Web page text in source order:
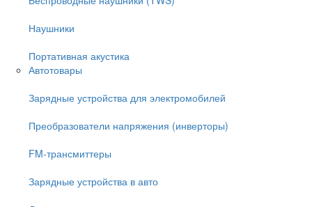
Наушники
Портативная акустика
Автотовары
Зарядные устройства для электромобилей
Преобразователи напряжения (инверторы)
FM-трансмиттеры
Зарядные устройства в авто